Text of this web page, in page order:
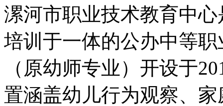
漯河市职业技术教育中
培训于一体的公办中等
（原幼师专业）开设于
置涵盖幼儿行为观察、